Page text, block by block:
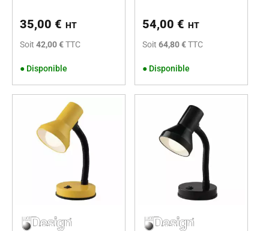
35,00 € HT
Soit 42,00 €TTC
● Disponible
54,00 € HT
Soit 64,80 €TTC
● Disponible